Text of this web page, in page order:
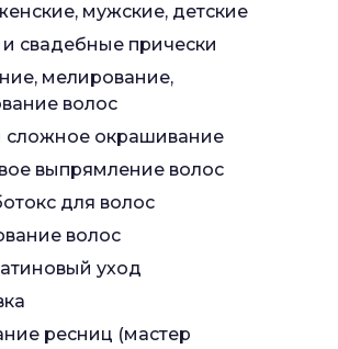
мужские, детские
свадебные прически
мелирование,
волос
сложное окрашивание
выпрямление волос
для волос
волос
уход
ресниц (мастер